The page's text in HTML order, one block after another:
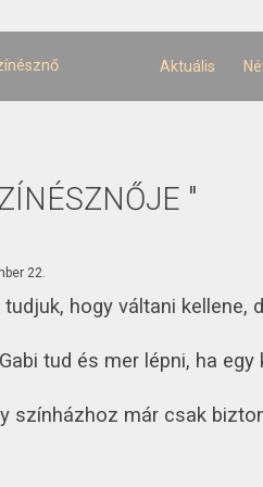
Aktuális
"
22.
hogy váltani kellene,
tud és mer lépni, ha
színházhoz már csak